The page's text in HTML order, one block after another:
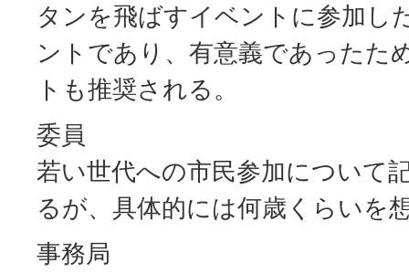
タンを飛ばすイベントに参加し
ントであり、有意義であったた
トも推奨される。
委員
若い世代への市民参加について
るが、具体的には何歳くらいを
事務局